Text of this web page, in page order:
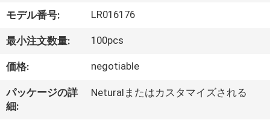
動
画
私
た
モデル番号: LR016176
最小注文数量: 100pcs
価格: negotiable
パッケージの詳
細:
Neturalまたはカスタマイズされる